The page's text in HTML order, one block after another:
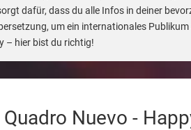
dafür, dass du alle Infos in deiner
um ein internationales Publikum
– hier bist du richtig!
Quadro Nuevo -